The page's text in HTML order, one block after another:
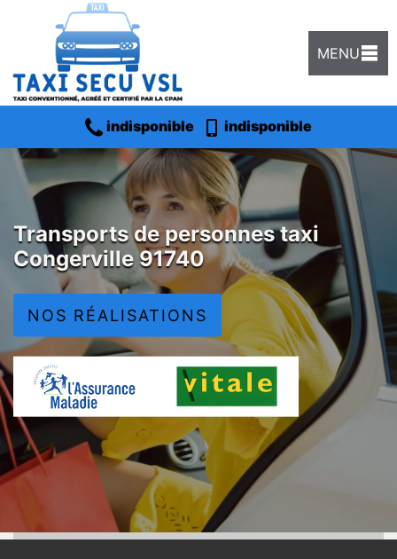
MENU
indisponible indisponible
Transports de personnes taxi
Congerville 91740
NOS RÉALISATIONS